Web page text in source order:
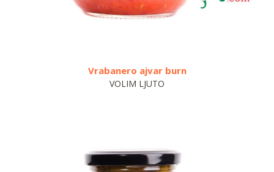
Vrabanero ajvar burn